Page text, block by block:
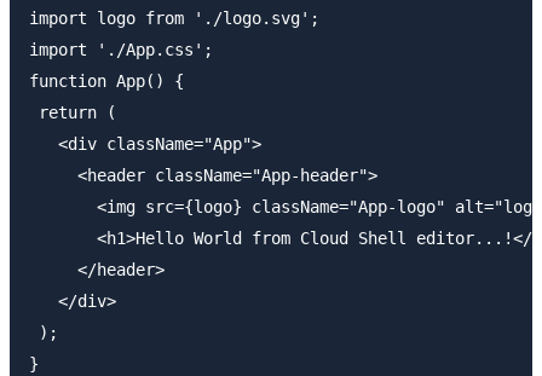
import logo from './logo.svg';
import './App.css';
function App() {
return (
   <div className="App">
     <header className="App-header">
<img src={logo} className="App-logo"
<h1>Hello World from Cloud Shell editor...!</
     </header>
   </div>
);
}